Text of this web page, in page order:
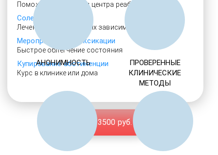
Поможем с подбором центра реабилитации
Солевая аддикция
Лечение самых тяжелых зависимостей
Мероприятия детоксикации
Быстрое облегчение состояния
Купирование абстиненции
Курс в клинике или дома
От 3500 руб.
АНОНИМНОСТЬ
ПРОВЕРЕННЫЕ
КЛИНИЧЕСКИЕ
МЕТОДЫ